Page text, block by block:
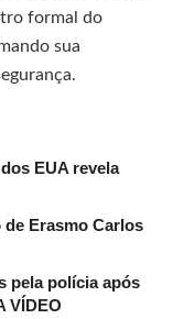
formal do
sua
EUA revela
Erasmo Carlos
pela polícia após
VÍDEO